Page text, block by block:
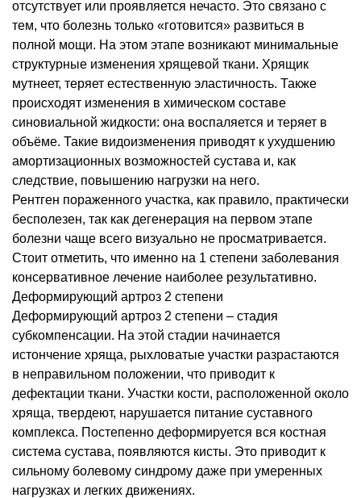
отсутствует или проявляется нечасто. Это связано с
тем, что болезнь только «готовится» развиться в
полной мощи. На этом этапе возникают минимальные
структурные изменения хрящевой ткани. Хрящик
мутнеет, теряет естественную эластичность. Также
происходят изменения в химическом составе
синовиальной жидкости: она воспаляется и теряет в
объёме. Такие видоизменения приводят к ухудшению
амортизационных возможностей сустава и, как
следствие, повышению нагрузки на него.
Рентген пораженного участка, как правило, практически
бесполезен, так как дегенерация на первом этапе
болезни чаще всего визуально не просматривается.
Стоит отметить, что именно на 1 степени заболевания
консервативное лечение наиболее результативно.
Деформирующий артроз 2 степени
Деформирующий артроз 2 степени – стадия
субкомпенсации. На этой стадии начинается
истончение хряща, рыхловатые участки разрастаются
в неправильном положении, что приводит к
дефектации ткани. Участки кости, расположенной около
хряща, твердеют, нарушается питание суставного
комплекса. Постепенно деформируется вся костная
система сустава, появляются кисты. Это приводит к
сильному болевому синдрому даже при умеренных
нагрузках и легких движениях.